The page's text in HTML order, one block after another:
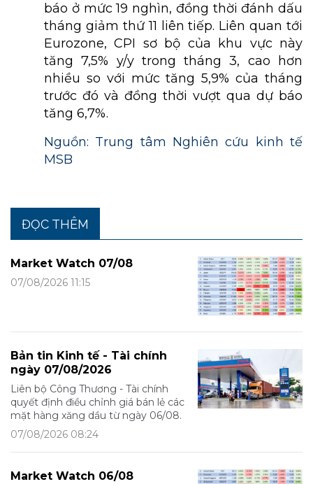
báo ở mức 19 nghìn, đồng thời đánh dấu
tháng giảm thứ 11 liên tiếp. Liên quan tới
Eurozone, CPI sơ bộ của khu vực này
tăng 7,5% y/y trong tháng 3, cao hơn
nhiều so với mức tăng 5,9% của tháng
trước đó và đồng thời vượt qua dự báo
tăng 6,7%.
Nguồn: Trung tâm Nghiên cứu kinh tế
MSB
ĐỌC THÊM
Market Watch 07/08
07/08/2026 11:15
Bản tin Kinh tế - Tài chính
ngày 07/08/2026
Liên bộ Công Thương - Tài chính
quyết định điều chỉnh giá bán lẻ các
mặt hàng xăng dầu từ ngày 06/08.
07/08/2026 08:24
Market Watch 06/08